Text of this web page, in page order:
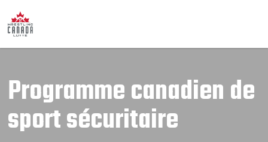
Programme canadien de
sport sécuritaire